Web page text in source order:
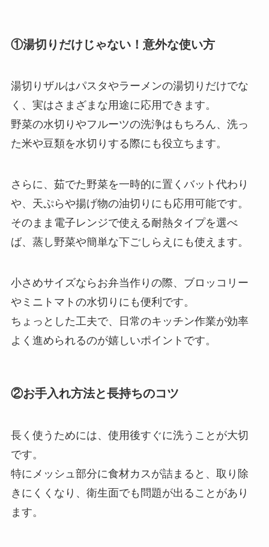
①湯切りだけじゃない！意外な使い方
湯切りザルはパスタやラーメンの湯切りだけでな
く、実はさまざまな用途に応用できます。
野菜の水切りやフルーツの洗浄はもちろん、洗っ
た米や豆類を水切りする際にも役立ちます。
さらに、茹でた野菜を一時的に置くバット代わり
や、天ぷらや揚げ物の油切りにも応用可能です。
そのまま電子レンジで使える耐熱タイプを選べ
ば、蒸し野菜や簡単な下ごしらえにも使えます。
小さめサイズならお弁当作りの際、ブロッコリー
やミニトマトの水切りにも便利です。
ちょっとした工夫で、日常のキッチン作業が効率
よく進められるのが嬉しいポイントです。
②お手入れ方法と長持ちのコツ
長く使うためには、使用後すぐに洗うことが大切
です。
特にメッシュ部分に食材カスが詰まると、取り除
きにくくなり、衛生面でも問題が出ることがあり
ます。